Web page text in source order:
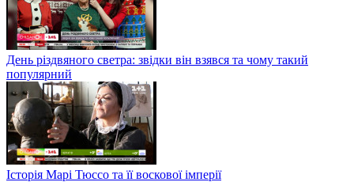
День різдвяного светра: звідки він взявся та чому такий
популярний
Історія Марі Тюссо та її воскової імперії